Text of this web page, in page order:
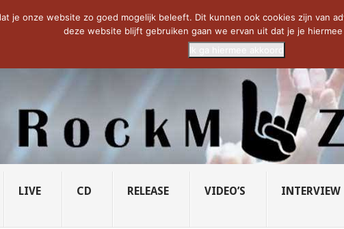
VICIOUS HEAD SOCIETY... PRIDE OF LIONS – U... SAVATAGE KOMT TERUG
LIVE CD RELEASE VIDEO’S INTERVIEW
je onze website zo goed mogelijk beleeft. Dit kunnen ook cookies zijn van
deze website blijft gebruiken gaan we ervan uit dat je je hiermee
Ik ga hiermee akkoord